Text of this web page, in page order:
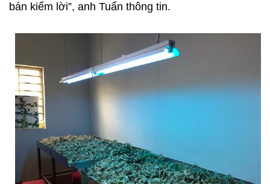
bán kiếm lời”, anh Tuấn thông tin.